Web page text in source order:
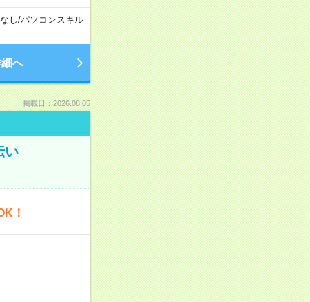
し/パソコンスキル
へ
掲載日：2026.08.05
い
！